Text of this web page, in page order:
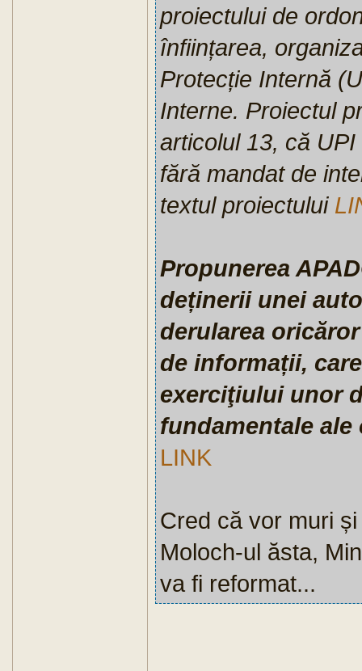
proiectului de
înființarea,
Protecție Internă
Interne. Proiectul
articolul 13, că
fără mandat de
textul proiectului
Propunerea
deținerii unei
derularea
de informații,
exerciţiului unor
fundamentale ale
LINK
Cred că vor muri
Moloch-ul ăsta,
va fi reformat...